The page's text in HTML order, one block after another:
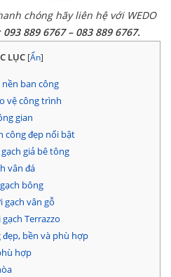
chóng hãy liên hệ với WEDO
093 889 6767 – 083 889 6767.
LỤC [Ẩn]
ban công
vệ công trình
gian
công đẹp nổi bật
giả bê tông
vân đá
bông
gạch vân gỗ
Terrazzo
đẹp, bền và phù hợp
hợp